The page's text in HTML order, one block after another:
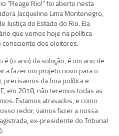
“Reage Rio!” foi aberto nesta
Jacqueline Lima Montenegro,
Justiça do Estado do Rio. Ela
que vemos hoje na política
consciente dos eleitores.
(o ano) da solução, é um ano de
a fazer um projeto novo para o
precisamos da boa política e
em 2018, não teremos todas as
Estamos atrasados, e como
redor, vamos fazer a nossa
ex-presidente do Tribunal